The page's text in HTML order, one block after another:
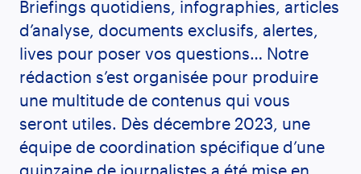
Briefings quotidiens, infographies, articles
d’analyse, documents exclusifs, alertes,
lives pour poser vos questions… Notre
rédaction s’est organisée pour produire
une multitude de contenus qui vous
seront utiles. Dès décembre 2023, une
équipe de coordination spécifique d’une